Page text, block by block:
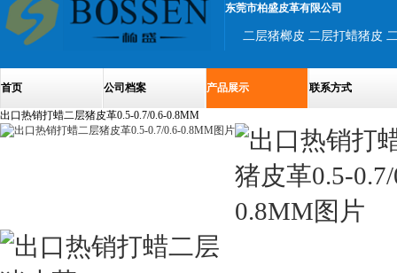
东莞市柏盛皮革有限公司
首页 公司档案 产品展示 联系方式
出口热销打蜡二层猪皮革0.5-0.7/0.6-0.8MM